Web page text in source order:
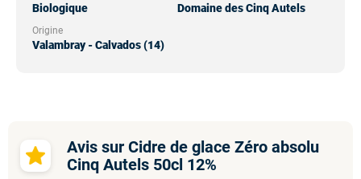
Biologique Domaine des Cinq Autels
Origine
Valambray - Calvados (14)
Avis sur Cidre de glace Zéro absolu
Cinq Autels 50cl 12%